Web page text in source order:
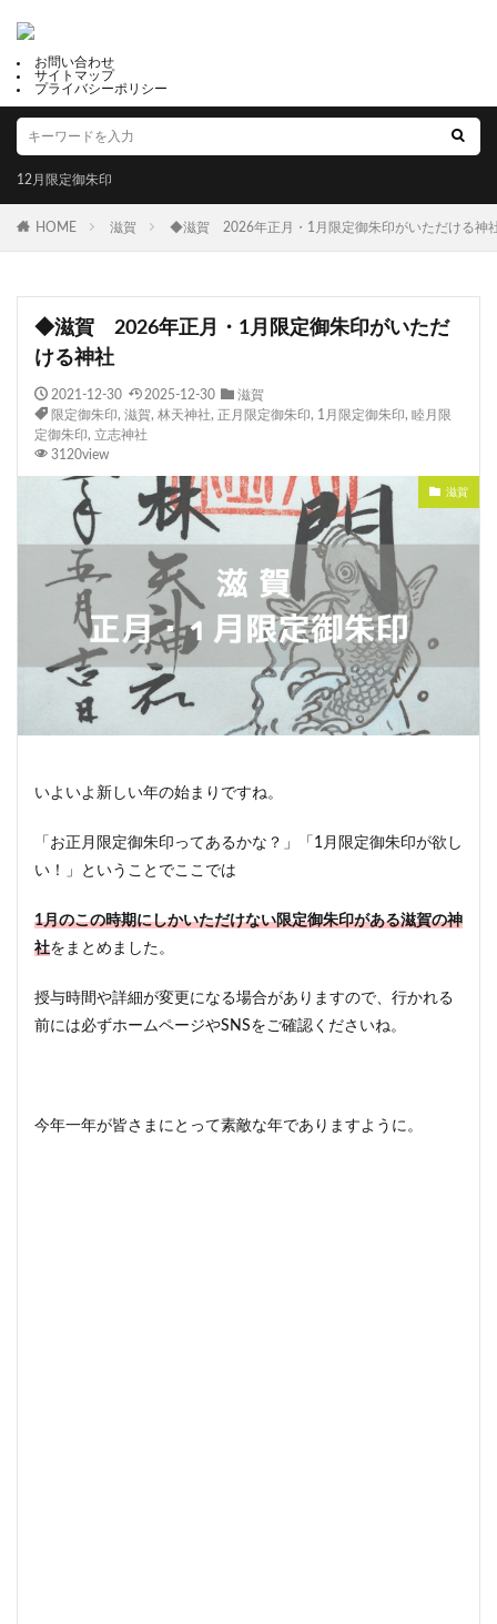
お問い合わせ
サイトマップ
プライバシーポリシー
12月限定御朱印
HOME 滋賀 ◆滋賀 2026年正月・1月限定御朱印がいただける神
◆滋賀 2026年正月・1月限定御朱印がいただ
ける神社
2021-12-30 2025-12-30
滋賀
限定御朱印, 滋賀, 林天神社, 正月限定御朱印, 1月限定御朱印, 睦月限
定御朱印, 立志神社
3120view
滋賀
いよいよ新しい年の始まりですね。
「お正月限定御朱印ってあるかな？」「1月限定御朱印が欲し
い！」ということでここでは
1月のこの時期にしかいただけない限定御朱印がある滋賀の神
社をまとめました。
授与時間や詳細が変更になる場合がありますので、行かれる
前には必ずホームページやSNSをご確認くださいね。
今年一年が皆さまにとって素敵な年でありますように。